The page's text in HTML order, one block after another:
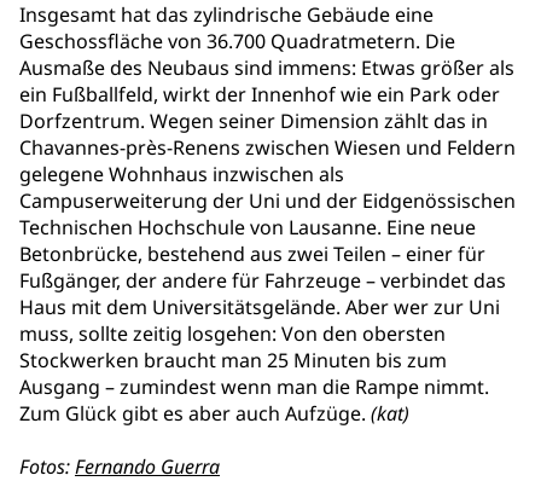
Insgesamt hat das zylindrische Gebäude eine
Geschossfläche von 36.700 Quadratmetern. Die
Ausmaße des Neubaus sind immens: Etwas größer als
ein Fußballfeld, wirkt der Innenhof wie ein Park oder
Dorfzentrum. Wegen seiner Dimension zählt das in
Chavannes-près-Renens zwischen Wiesen und Feldern
gelegene Wohnhaus inzwischen als
Campuserweiterung der Uni und der Eidgenössischen
Technischen Hochschule von Lausanne. Eine neue
Betonbrücke, bestehend aus zwei Teilen – einer für
Fußgänger, der andere für Fahrzeuge – verbindet das
Haus mit dem Universitätsgelände. Aber wer zur Uni
muss, sollte zeitig losgehen: Von den obersten
Stockwerken braucht man 25 Minuten bis zum
Ausgang – zumindest wenn man die Rampe nimmt.
Zum Glück gibt es aber auch Aufzüge. (kat)
Fotos:Fernando Guerra